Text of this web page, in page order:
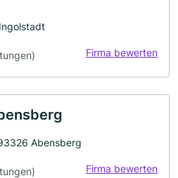
Firma bewerten
Abensberg
Firma bewerten